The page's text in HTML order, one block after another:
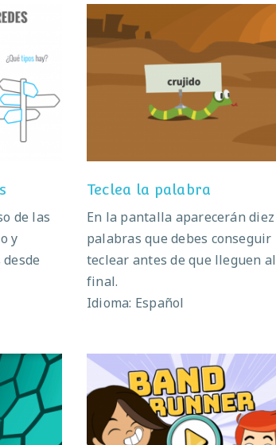
de las
y
Teclea la palabra
Teclea la palabra
En la pantalla aparecerán diez
palabras que debes conseguir
teclear antes de que lleguen al
final.
Idioma: Español
Band runner